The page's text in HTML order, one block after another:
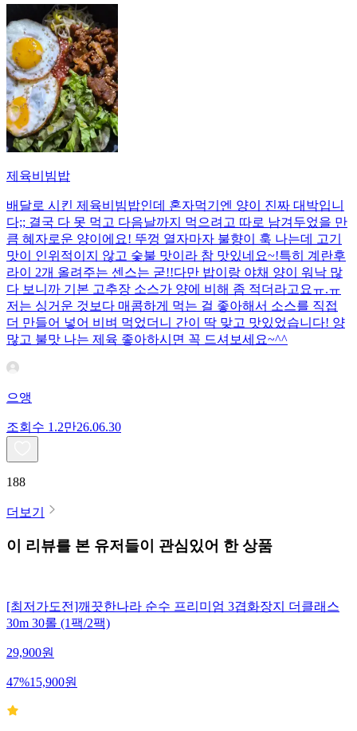
제육비빔밥
배달로 시킨 제육비빔밥인데 혼자먹기엔 양이 진짜 대박입니
다;; 결국 다 못 먹고 다음날까지 먹으려고 따로 남겨두었을 만
큼 혜자로운 양이에요! 뚜껑 열자마자 불향이 훅 나는데 고기
맛이 인위적이지 않고 숯불 맛이라 참 맛있네요~!특히 계란후
라이 2개 올려주는 센스는 굳!! ​다만 밥이랑 야채 양이 워낙 많
다 보니까 기본 고추장 소스가 양에 비해 좀 적더라고요ㅠ.ㅠ
저는 싱거운 것보다 매콤하게 먹는 걸 좋아해서 소스를 직접
더 만들어 넣어 비벼 먹었더니 간이 딱 맞고 맛있었습니다! 양
많고 불맛 나는 제육 좋아하시면 꼭 드셔보세요~^^
으앵
조회수 1.2만26.06.30
188
더보기
이 리뷰를 본 유저들이 관심있어 한 상품
[최저가도전]깨끗한나라 순수 프리미엄 3겹화장지 더클래스
30m 30롤 (1팩/2팩)
29,900원
47%15,900원